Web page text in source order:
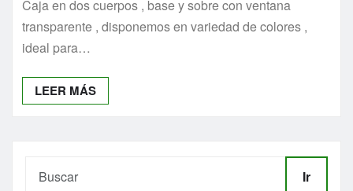
Caja en dos cuerpos , base y sobre con ventana
transparente , disponemos en variedad de colores ,
ideal para…
LEER MÁS
Ir